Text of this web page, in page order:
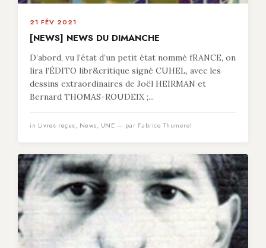
21 FÉV 2021
[NEWS] NEWS DU DIMANCHE
D’abord, vu l’état d’un petit état nommé fRANCE, on
lira l’ÉDITO libr&critique signé CUHEL, avec les
dessins extraordinaires de Joël HEIRMAN et
Bernard THOMAS-ROUDEIX ;...
in Livres reçus, News, UNE — par Fabrice Thumerel